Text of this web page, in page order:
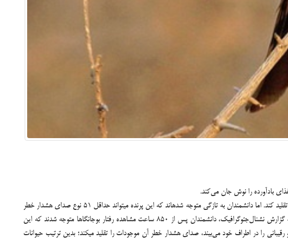
به گزارش خبرآنلاین، بوجانگای دم‏‌راکتی (Fork-tailed drongo) پرنده‌ای است ریزجثه که می‎تواند صدای بسیاری از حیوانات دیگر را تقلید کند. اما دانشمندان به تازگی متوجه شده‎اند که این پرنده می‎تواند حداقل 51 نوع صدای هشدار خطر
از خود درآورد که ففط 6 مورد آن مختص خانواده بوجانگاهاست و بقیه مربوط به جانوران دیگر مانند دم‎عصایی‏‌ها (میرکت) و لیکوهاست. به گزارش نشنال‏‌جئوگرافیک، دانشمندان پس از 850 ساعت مشاهده رفتار بوجانگاها متوجه شدند که این
پرنده حدود یک‏‌چهارم از غذای روزانه خود را از طریق فریب دادن دیگر حیوانات بدست می‎آورد؛ بدین ترتیب که وقتی غذایی را پیدا می‏‎‏کند و رقیبانی را در اطراف خود می‏‌بیند، صدای هشدار خطر آن موجودات را تقلید می‎کند؛ بدین ترتیب حیوانات